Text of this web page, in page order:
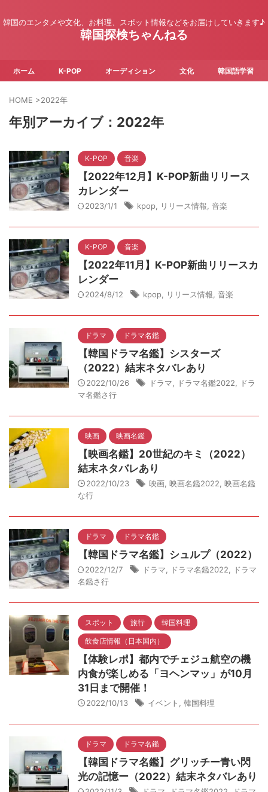
韓国のエンタメや文化、お料理、スポット情報などをお届けしていきます♪
韓国探検ちゃんねる
ホーム K-POP オーディション 文化 韓国語学習
HOME >2022年
年別アーカイブ：2022年
K-POP 音楽
【2022年12月】K-POP新曲リリース
カレンダー
2023/1/1 kpop リリース情報 音楽
K-POP 音楽
【2022年11月】K-POP新曲リリースカ
レンダー
2024/8/12 kpop リリース情報 音楽
ドラマ ドラマ名鑑
【韓国ドラマ名鑑】シスターズ
（2022）結末ネタバレあり
2022/10/26 ドラマ ドラマ名鑑2022
ドラ
マ名鑑さ行
映画 映画名鑑
【映画名鑑】20世紀のキミ（2022）
結末ネタバレあり
2022/10/23 映画 映画名鑑2022 映画名鑑
な行
ドラマ ドラマ名鑑
【韓国ドラマ名鑑】シュルプ（2022）
2022/12/7 ドラマ ドラマ名鑑2022
ドラマ
名鑑さ行
スポット 旅行 韓国料理
飲食店情報（日本国内）
【体験レポ】都内でチェジュ航空の機
内食が楽しめる「ヨヘンマッ」が10月
31日まで開催！
2022/10/13 イベント 韓国料理
ドラマ ドラマ名鑑
【韓国ドラマ名鑑】グリッチー青い閃
光の記憶ー（2022）結末ネタバレあり